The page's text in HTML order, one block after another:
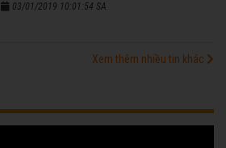
03/01/2019 10:01:54 SA
Xem thêm nhiều tin khác